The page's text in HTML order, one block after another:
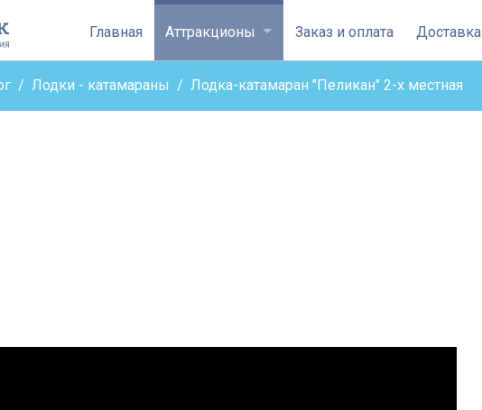
Бизнес парк - вернуться на главную
Главная Аттракционы Заказ и оплата Доставка
Лодки - катамараны Лодка-катамаран "Пеликан" 2-х местная